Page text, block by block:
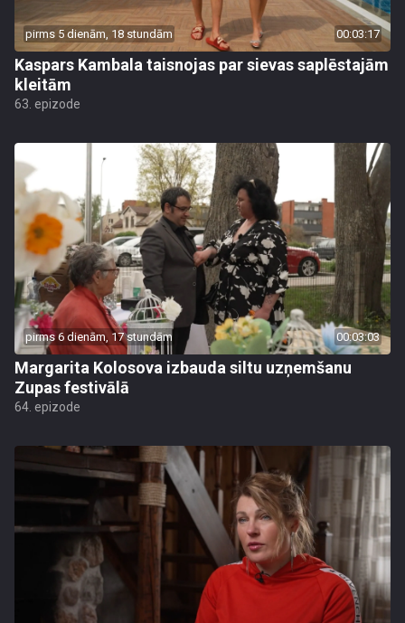
pirms 5 dienām, 18 stundām 00:03:17
Kaspars Kambala taisnojas par sievas saplēstajām
kleitām
63. epizode
pirms 6 dienām, 17 stundām 00:03:03
Margarita Kolosova izbauda siltu uzņemšanu
Zupas festivālā
64. epizode